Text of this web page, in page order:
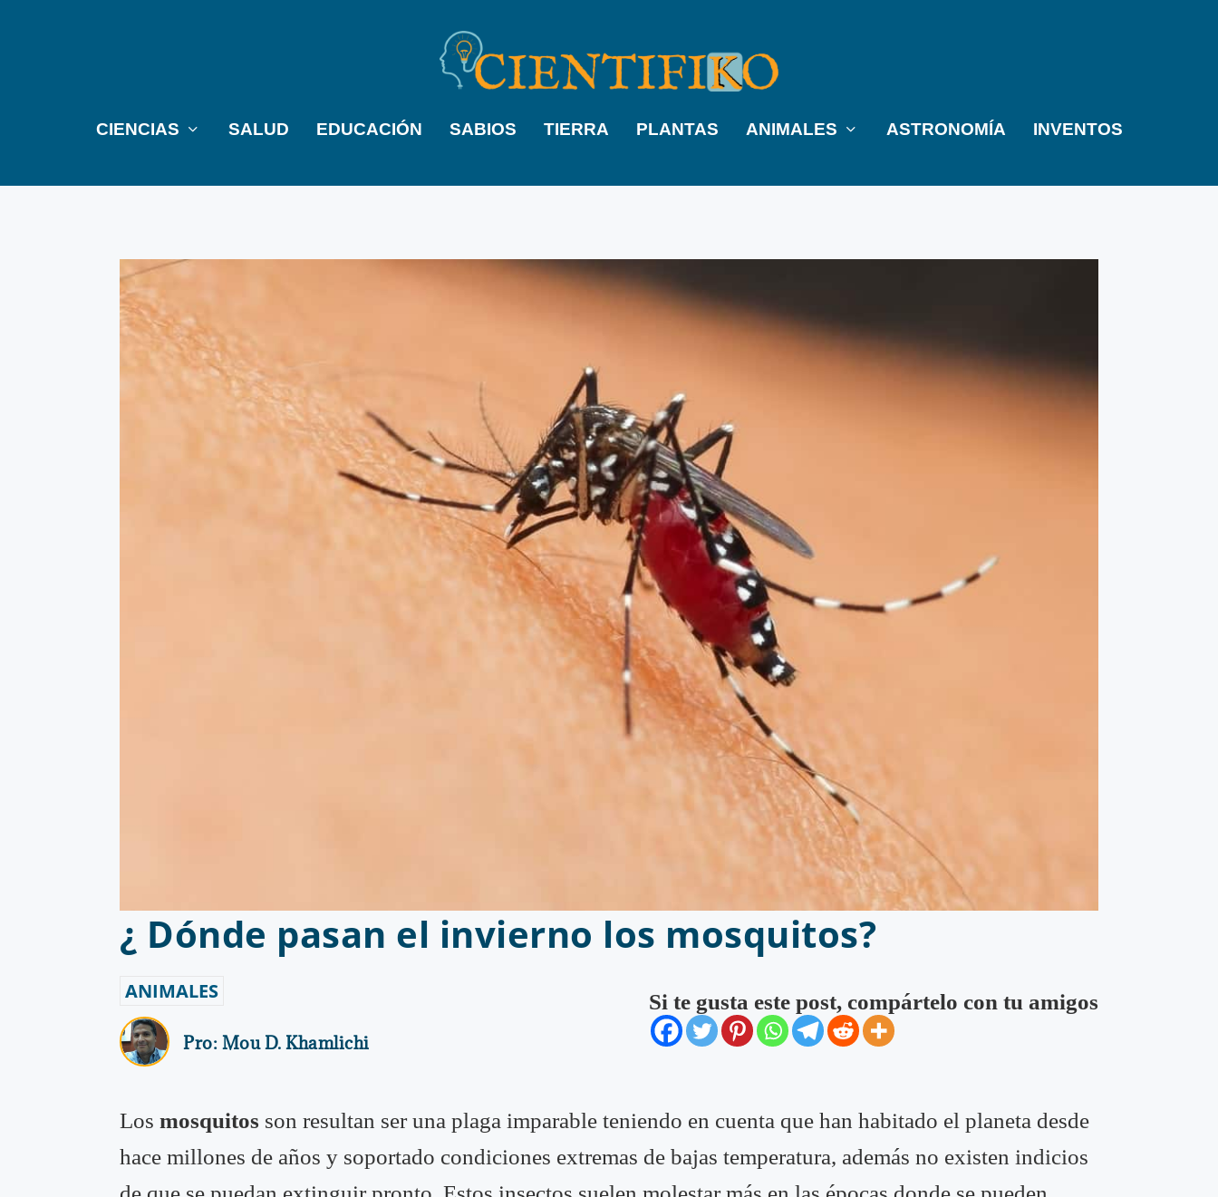
CIENCIAS SALUD EDUCACIÓN SABIOS TIERRA PLANTAS ANIMALES ASTRONOMÍA INVENTOS
¿ Dónde pasan el invierno los mosquitos?
ANIMALES
Pro: Mou D. Khamlichi
Si te gusta este post, compártelo con tu amigos
Los mosquitos son resultan ser una plaga imparable teniendo en cuenta que han habitado el planeta desde
hace millones de años y soportado condiciones extremas de bajas temperatura, además no existen indicios